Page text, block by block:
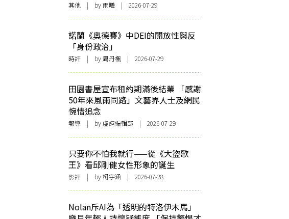
其他 | by 雨曦 | 2026-07-29
諾蘭《奧德賽》中DEI的開放性與反
「身份政治」
時評 | by 周丹楓 | 2026-07-29
田園書屋宣布租約期滿後結業 「感謝
50年來風雨同路」文藝界人士及網民
惋惜追念
報導 | by 虛詞編輯部 | 2026-07-29
只要你不怕我就行——從《大盜歌
王》看邱剛健女性形象的誕生
影評 | by 柯宇涵 | 2026-07-28
Nolan斥AI為「透明的特洛伊木馬」